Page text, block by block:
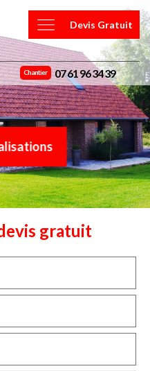
Devis Gratuit
Chantier 07 61 96 34 39
gratuit